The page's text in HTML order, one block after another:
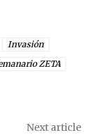
Invasión
ZETA
Next article